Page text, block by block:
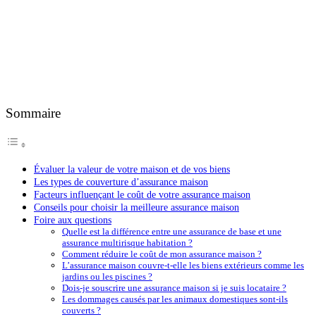
Sommaire
Évaluer la valeur de votre maison et de vos biens
Les types de couverture d’assurance maison
Facteurs influençant le coût de votre assurance maison
Conseils pour choisir la meilleure assurance maison
Foire aux questions
Quelle est la différence entre une assurance de base et une
assurance multirisque habitation ?
Comment réduire le coût de mon assurance maison ?
L’assurance maison couvre-t-elle les biens extérieurs comme les
jardins ou les piscines ?
Dois-je souscrire une assurance maison si je suis locataire ?
Les dommages causés par les animaux domestiques sont-ils
couverts ?